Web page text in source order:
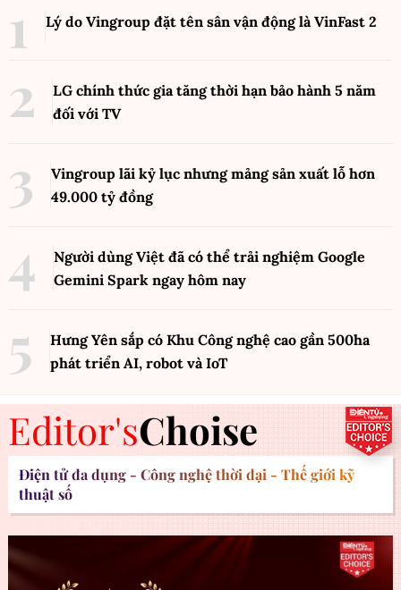
Lý do Vingroup đặt tên sân vận động là VinFast 2
LG chính thức gia tăng thời hạn bảo hành 5 năm
đối với TV
Vingroup lãi kỷ lục nhưng mảng sản xuất lỗ hơn
49.000 tỷ đồng
Người dùng Việt đã có thể trải nghiệm Google
Gemini Spark ngay hôm nay
Hưng Yên sắp có Khu Công nghệ cao gần 500ha
phát triển AI, robot và IoT
Editor'sChoise
Điện tử đa dụng - Công nghệ thời đại - Thế giới kỹ
thuật số